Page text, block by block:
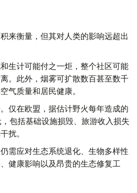
来衡量，但其对人类的影响远超出
生计可能付之一炬，整个社区可能
。此外，烟雾可扩散数百甚至数千
气质量和居民健康。
仅在欧盟，据估计野火每年造成的
包括基础设施损毁、旅游收入损失
扰。
需应对生态系统退化、生物多样性
健康影响以及昂贵的生态修复工